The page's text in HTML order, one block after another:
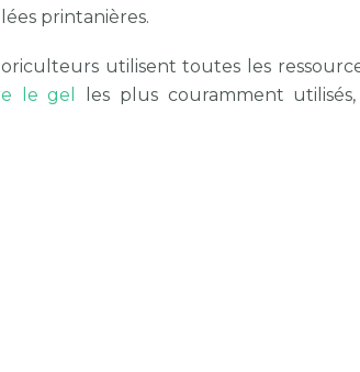
printanières.
utilisent toutes les
le gel
les plus couramment